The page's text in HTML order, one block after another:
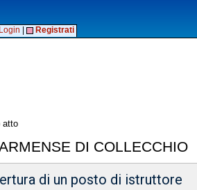
Login Registrati
atto
DI COLLECCHIO
di un posto di istruttore